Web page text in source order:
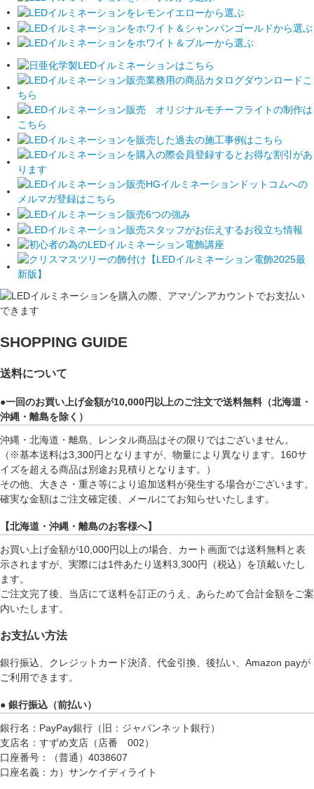
SHOPPING GUIDE
送料について
●一回のお買い上げ金額が10,000円以上のご注文で送料無料（北海道・
沖縄・離島を除く）
沖縄・北海道・離島、レンタル商品はその限りではございません。
（※基本送料は3,300円となりますが、物量により異なります。160サ
イズを超える商品は別途お見積りとなります。）
その他、大きさ・重さ等により追加送料が発生する場合がございます。
確実な金額はご注文確定後、メールにてお知らせいたします。
【北海道・沖縄・離島のお客様へ】
お買い上げ金額が10,000円以上の場合、カート画面では送料無料と表
示されますが、実際には1件あたり送料3,300円（税込）を頂戴いたし
ます。
ご注文完了後、当店にて送料を訂正のうえ、あらためて合計金額をご案
内いたします。
お支払い方法
銀行振込、クレジットカード決済、代金引換、後払い、Amazon payが
ご利用できます。
● 銀行振込（前払い）
銀行名：PayPay銀行（旧：ジャパンネット銀行）
支店名：すずめ支店（店番 002）
口座番号：（普通）4038607
口座名義：カ）サンケイディライト